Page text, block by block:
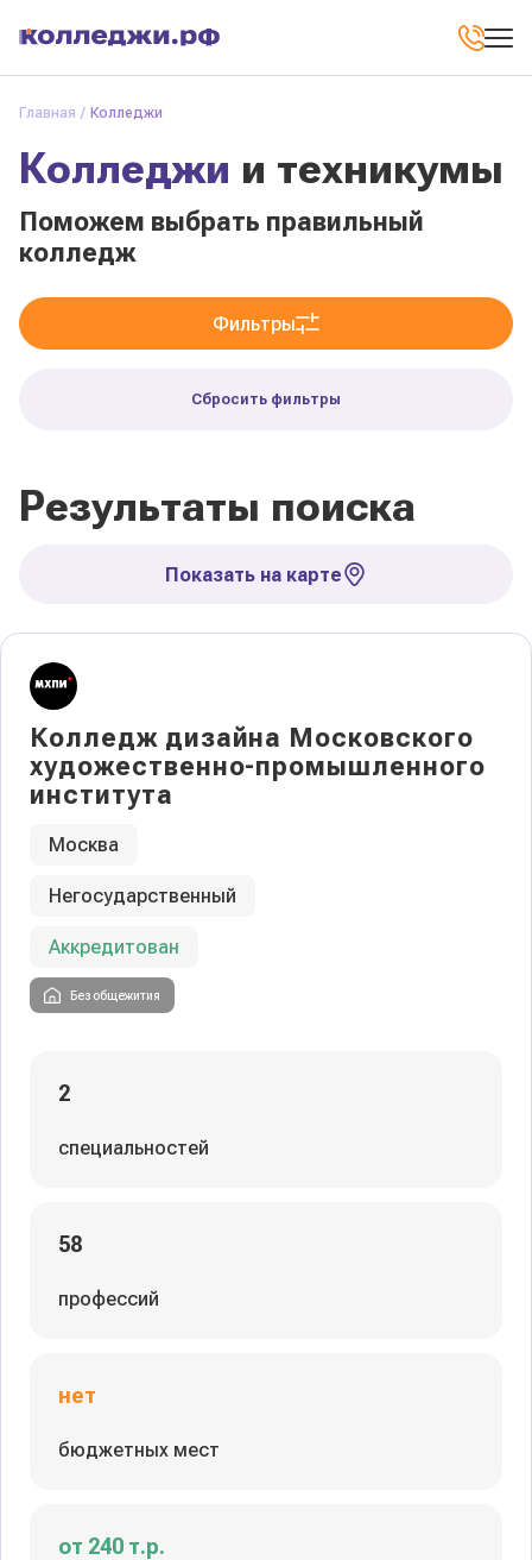
Главная Колледжи
Колледжи и техникумы
Поможем выбрать правильный
колледж
Фильтры
Сбросить фильтры
Результаты поиска
Показать на карте
Колледж дизайна Московского
художественно-промышленного
института
Москва
Негосударственный
Аккредитован
Без общежития
2
специальностей
58
профессий
нет
бюджетных мест
от 240 т.р.